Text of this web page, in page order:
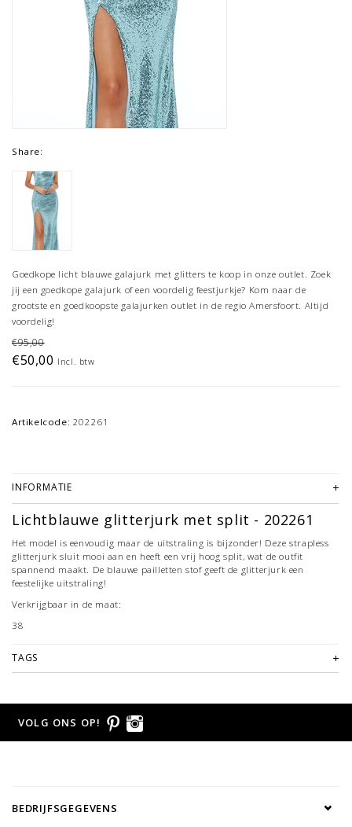
Share:
Goedkope licht blauwe galajurk met glitters te koop in onze outlet. Zoek
jij een goedkope galajurk of een voordelig feestjurkje? Kom naar de
grootste en goedkoopste galajurken outlet in de regio Amersfoort. Altijd
voordelig!
€95,00
€50,00 Incl. btw
Artikelcode: 202261
INFORMATIE
Lichtblauwe glitterjurk met split - 202261
Het model is eenvoudig maar de uitstraling is bijzonder! Deze strapless
glitterjurk sluit mooi aan en heeft een vrij hoog split, wat de outfit
spannend maakt. De blauwe pailletten stof geeft de glitterjurk een
feestelijke uitstraling!
Verkrijgbaar in de maat:
38
TAGS
VOLG ONS OP!
BEDRIJFSGEGEVENS